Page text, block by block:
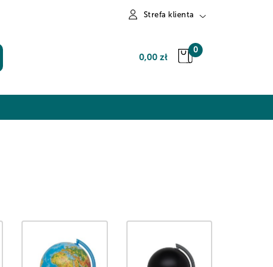
Strefa klienta
Zaloguj się
Zarejestruj się
0,00 zł
0